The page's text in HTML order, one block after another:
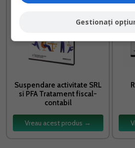
Suspendare activitate SRL
si PFA Tratament fiscal-
contabil
Vreau acest produs →
Gestionați